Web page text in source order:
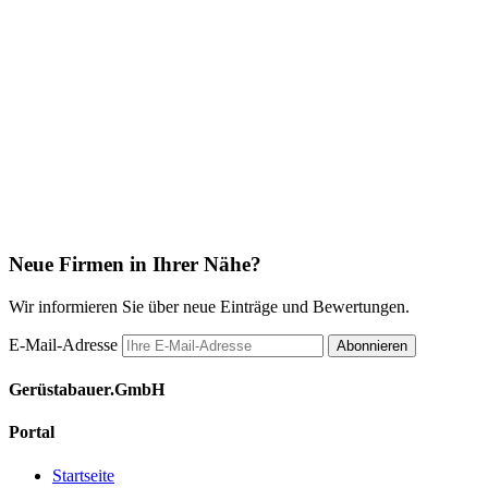
Neue Firmen in Ihrer Nähe?
Wir informieren Sie über neue Einträge und Bewertungen.
E-Mail-Adresse Abonnieren
Gerüstabauer.GmbH
Portal
Startseite